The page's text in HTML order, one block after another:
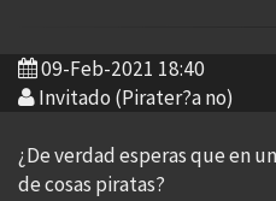
09-Feb-2021 18:40
Invitado (Pirater?a no)
¿De verdad esperas que en
de cosas piratas?